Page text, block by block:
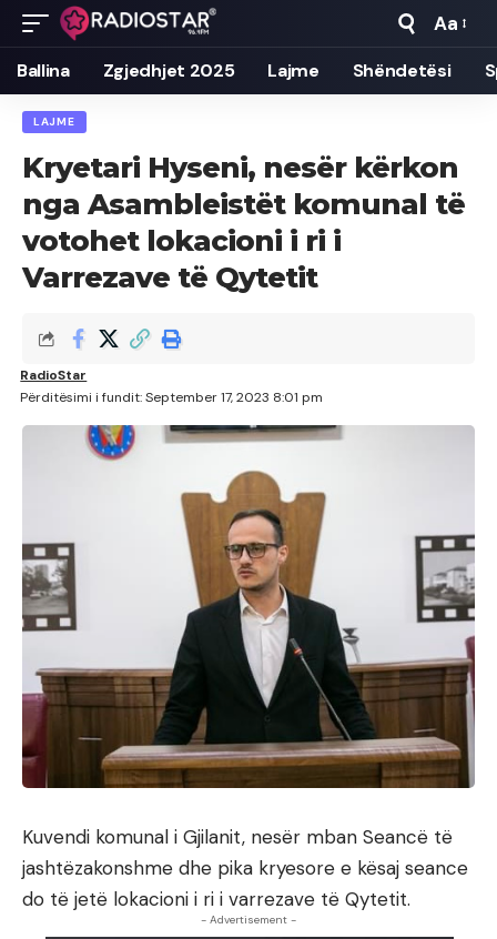
Font
Resizer
Aa
Ballina Zgjedhjet 2025 Lajme Shëndetësi
LAJME
Kryetari Hyseni, nesër kërkon
nga Asambleistët komunal të
votohet lokacioni i ri i
Varrezave të Qytetit
Përditësimi i fundit: September 17, 2023 8:01 pm
RadioStar
Kuvendi komunal i Gjilanit, nesër mban Seancë të
jashtëzakonshme dhe pika kryesore e kësaj seance
do të jetë lokacioni i ri i varrezave të Qytetit.
- Advertisement -